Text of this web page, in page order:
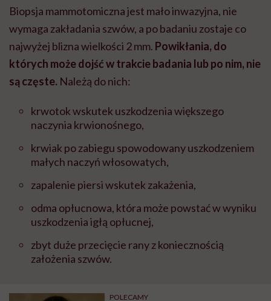
Biopsja mammotomicznajest mało inwazyjna, nie
wymaga zakładania szwów, a po badaniu zostaje co
najwyżej blizna wielkości 2 mm. Powikłania, do
których może dojść w trakcie badania lub po nim, nie
są częste. Należą do nich:
krwotok wskutek uszkodzenia większego
naczynia krwionośnego,
krwiak po zabiegu spowodowany uszkodzeniem
małych naczyń włosowatych,
zapalenie piersi wskutek zakażenia,
odma opłucnowa, która może powstać w wyniku
uszkodzenia igłą opłucnej,
zbyt duże przecięcie rany z koniecznością
założenia szwów.
POLECAMY